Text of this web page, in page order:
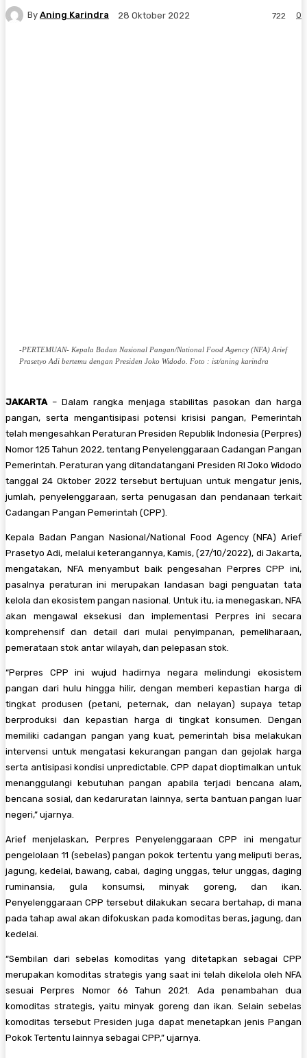
By Aning Karindra 28 Oktober 2022 0
722
-PERTEMUAN- Kepala Badan Nasional Pangan/National Food Agency (NFA) Arief
Prasetyo Adi bertemu dengan Presiden Joko Widodo. Foto : ist/aning karindra
JAKARTA – Dalam rangka menjaga stabilitas pasokan dan harga
pangan, serta mengantisipasi potensi krisisi pangan, Pemerintah
telah mengesahkan Peraturan Presiden Republik Indonesia (Perpres)
Nomor 125 Tahun 2022, tentang Penyelenggaraan Cadangan Pangan
Pemerintah. Peraturan yang ditandatangani Presiden RI Joko Widodo
tanggal 24 Oktober 2022 tersebut bertujuan untuk mengatur jenis,
jumlah, penyelenggaraan, serta penugasan dan pendanaan terkait
Cadangan Pangan Pemerintah (CPP).
Kepala Badan Pangan Nasional/National Food Agency (NFA) Arief
Prasetyo Adi, melalui keterangannya, Kamis, (27/10/2022), di Jakarta,
mengatakan, NFA menyambut baik pengesahan Perpres CPP ini,
pasalnya peraturan ini merupakan landasan bagi penguatan tata
kelola dan ekosistem pangan nasional. Untuk itu, ia menegaskan, NFA
akan mengawal eksekusi dan implementasi Perpres ini secara
komprehensif dan detail dari mulai penyimpanan, pemeliharaan,
pemerataan stok antar wilayah, dan pelepasan stok.
“Perpres CPP ini wujud hadirnya negara melindungi ekosistem
pangan dari hulu hingga hilir, dengan memberi kepastian harga di
tingkat produsen (petani, peternak, dan nelayan) supaya tetap
berproduksi dan kepastian harga di tingkat konsumen. Dengan
memiliki cadangan pangan yang kuat, pemerintah bisa melakukan
intervensi untuk mengatasi kekurangan pangan dan gejolak harga
serta antisipasi kondisi unpredictable. CPP dapat dioptimalkan untuk
menanggulangi kebutuhan pangan apabila terjadi bencana alam,
bencana sosial, dan kedaruratan lainnya, serta bantuan pangan luar
negeri,” ujarnya.
Arief menjelaskan, Perpres Penyelenggaraan CPP ini mengatur
pengelolaan 11 (sebelas) pangan pokok tertentu yang meliputi beras,
jagung, kedelai, bawang, cabai, daging unggas, telur unggas, daging
ruminansia, gula konsumsi, minyak goreng, dan ikan.
Penyelenggaraan CPP tersebut dilakukan secara bertahap, di mana
pada tahap awal akan difokuskan pada komoditas beras, jagung, dan
kedelai.
“Sembilan dari sebelas komoditas yang ditetapkan sebagai CPP
merupakan komoditas strategis yang saat ini telah dikelola oleh NFA
sesuai Perpres Nomor 66 Tahun 2021. Ada penambahan dua
komoditas strategis, yaitu minyak goreng dan ikan. Selain sebelas
komoditas tersebut Presiden juga dapat menetapkan jenis Pangan
Pokok Tertentu lainnya sebagai CPP,” ujarnya.